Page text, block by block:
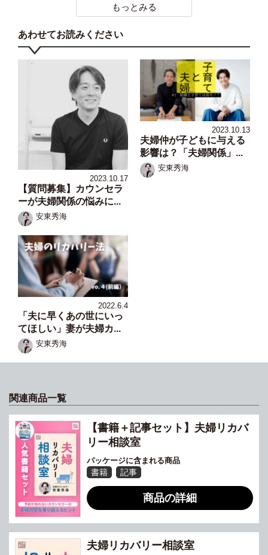
もっとみる
あわせてお読みください
2023.10.17
【質問募集】カウンセラ
ーが夫婦関係の悩みに...
安東秀海
2023.10.13
夫婦仲が子どもに与える
影響は？「夫婦関係」...
安東秀海
2022.6.4
「夫に早くあの世にいっ
てほしい」妻が夫婦カ...
安東秀海
関連商品一覧
【書籍＋記事セット】夫婦リカバ
リー相談室
パッケージに含まれる商品
書籍 記事
商品の詳細
夫婦リカバリー相談室